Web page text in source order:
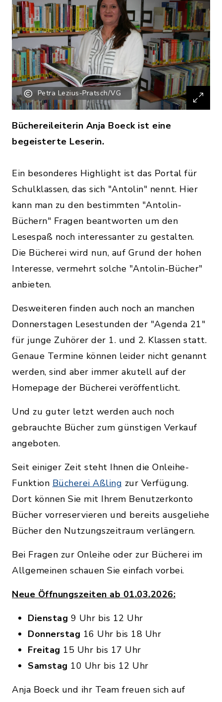
Petra Lezius-Pratsch/VG
Büchereileiterin Anja Boeck ist eine
begeisterte Leserin.
Ein besonderes Highlight ist das Portal für
Schulklassen, das sich "Antolin" nennt. Hier
kann man zu den bestimmten "Antolin-
Büchern" Fragen beantworten um den
Lesespaß noch interessanter zu gestalten.
Die Bücherei wird nun, auf Grund der hohen
Interesse, vermehrt solche "Antolin-Bücher"
anbieten.
Desweiteren finden auch noch an manchen
Donnerstagen Lesestunden der "Agenda 21"
für junge Zuhörer der 1. und 2. Klassen statt.
Genaue Termine können leider nicht genannt
werden, sind aber immer akutell auf der
Homepage der Bücherei veröffentlicht.
Und zu guter letzt werden auch noch
gebrauchte Bücher zum günstigen Verkauf
angeboten.
Seit einiger Zeit steht Ihnen die Onleihe-
Funktion Bücherei Aßling zur Verfügung.
Dort können Sie mit Ihrem Benutzerkonto
Bücher vorreservieren und bereits ausgeliehe
Bücher den Nutzungszeitraum verlängern.
Bei Fragen zur Onleihe oder zur Bücherei im
Allgemeinen schauen Sie einfach vorbei.
Neue Öffnungszeiten ab 01.03.2026:
Dienstag 9 Uhr bis 12 Uhr
Donnerstag 16 Uhr bis 18 Uhr
Freitag 15 Uhr bis 17 Uhr
Samstag 10 Uhr bis 12 Uhr
Anja Boeck und ihr Team freuen sich auf